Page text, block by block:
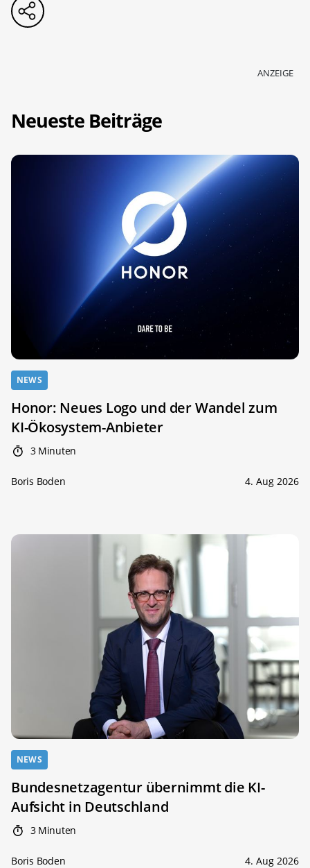
ANZEIGE
Neueste Beiträge
NEWS
Honor: Neues Logo und der Wandel zum
KI-Ökosystem-Anbieter
3 Minuten
Boris Boden 4. Aug 2026
NEWS
Bundesnetzagentur übernimmt die KI-
Aufsicht in Deutschland
3 Minuten
Boris Boden 4. Aug 2026